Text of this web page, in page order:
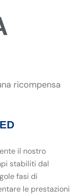
ricompensa
il nostro
stabiliti dal
fasi di
le prestazioni